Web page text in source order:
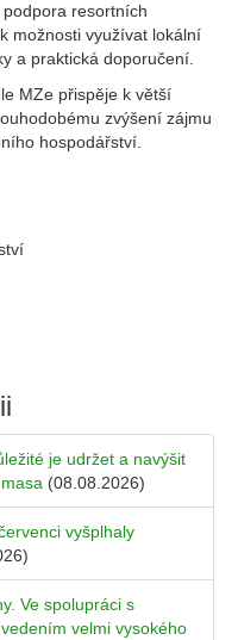
resortních
možnosti využívat lokální
a praktická doporučení.
MZe přispěje k větší
zvýšení zájmu
hospodářství.
je udržet a navýšit
(08.08.2026)
vyšplhaly
Ve spolupráci s
velmi vysokého